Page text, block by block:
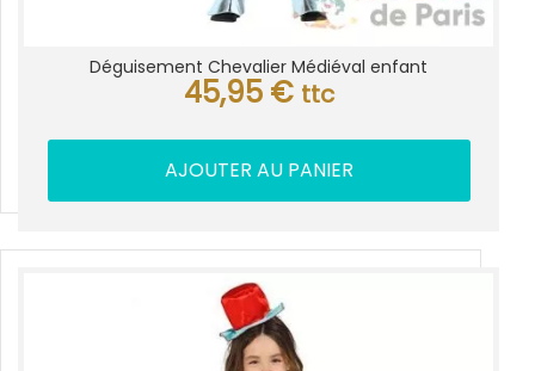
Déguisement Chevalier Médiéval enfant
45,95 € ttc
AJOUTER AU PANIER